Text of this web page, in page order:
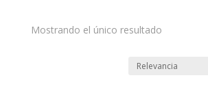
Mostrando el único resultado